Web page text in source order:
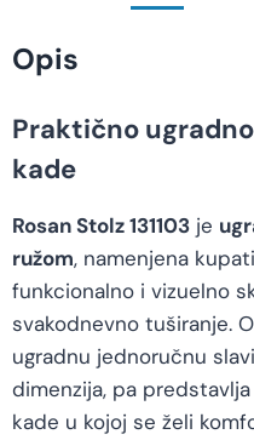
Opis
Praktično
kade
Rosan Stolz 131103 je
ružom, namenjena
funkcionalno i vizuelno
svakodnevno tuširanje.
ugradnu jednoručnu
dimenzija, pa
kade u kojoj se želi